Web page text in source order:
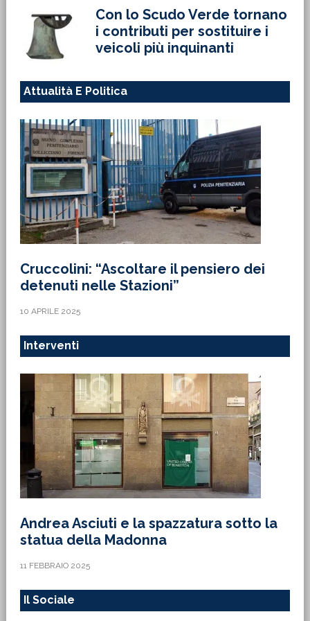
Con lo Scudo Verde tornano
i contributi per sostituire i
veicoli più inquinanti
Attualità E Politica
Cruccolini: “Ascoltare il pensiero dei
detenuti nelle Stazioni”
10 APRILE 2025
Interventi
Andrea Asciuti e la spazzatura sotto la
statua della Madonna
11 FEBBRAIO 2025
Il Sociale